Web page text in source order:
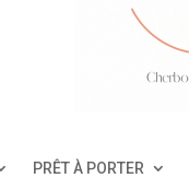
PRÊT À PORTER